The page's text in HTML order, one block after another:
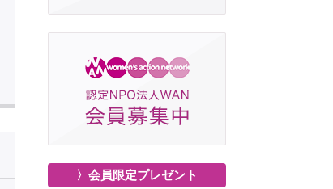
〉会員限定プレゼント